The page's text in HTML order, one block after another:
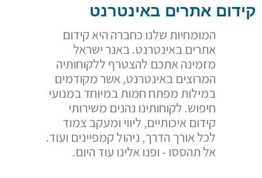
קידום אתרים באינטרנט
המומחיות שלנו כחברה היא קידום
אתרים באינטרנט. באנר ישראל
מזמינה אתכם להצטרף ללקוחותיה
המרוצים באינטרנט, אשר מקודמים
במילות מפתח חמות במיוחד במנועי
חיפוש. לקוחותינו נהנים משירותי
קידום איכותיים, ליווי ומעקב צמוד
לכל אורך הדרך, ניהול קמפיינים ועוד.
אל תהססו - ופנו אלינו עוד היום.